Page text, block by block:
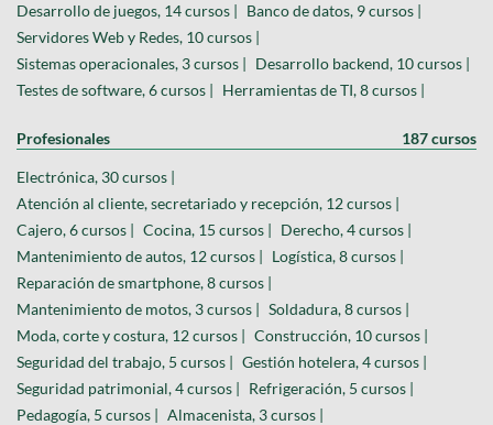
Desarrollo de juegos, 14 cursos | Banco de datos, 9 cursos |
Servidores Web y Redes, 10 cursos |
Sistemas operacionales, 3 cursos | Desarrollo backend, 10 cursos |
Testes de software, 6 cursos | Herramientas de TI, 8 cursos |
Profesionales 187 cursos
Electrónica, 30 cursos |
Atención al cliente, secretariado y recepción, 12 cursos |
Cajero, 6 cursos | Cocina, 15 cursos | Derecho, 4 cursos |
Mantenimiento de autos, 12 cursos | Logística, 8 cursos |
Reparación de smartphone, 8 cursos |
Mantenimiento de motos, 3 cursos | Soldadura, 8 cursos |
Moda, corte y costura, 12 cursos | Construcción, 10 cursos |
Seguridad del trabajo, 5 cursos | Gestión hotelera, 4 cursos |
Seguridad patrimonial, 4 cursos | Refrigeración, 5 cursos |
Pedagogía, 5 cursos | Almacenista, 3 cursos |